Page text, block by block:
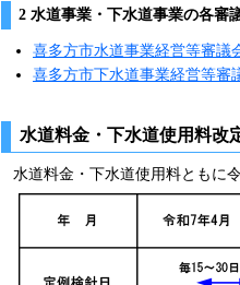
2 水道事業・下水道事業の各審
喜多方市水道事業経営等審議
喜多方市下水道事業経営等審
水道料金・下水道使用料改
水道料金・下水道使用料ともに